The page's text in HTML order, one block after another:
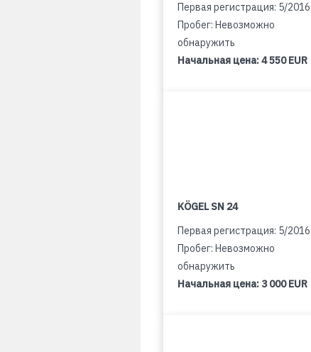
Первая регистрация: 5/2016
Пробег: Невозможно
обнаружить
Начальная цена:4 550 EUR
KÖGEL SN 24
Первая регистрация: 5/2016
Пробег: Невозможно
обнаружить
Начальная цена: 3 000 EUR